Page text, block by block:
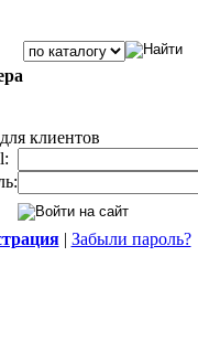
клиентов
| Забыли пароль?